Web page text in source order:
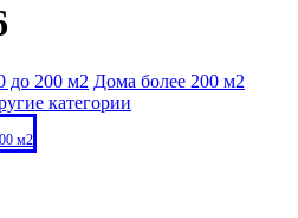
до 200 м2 Дома более 200 м2
категории
м2